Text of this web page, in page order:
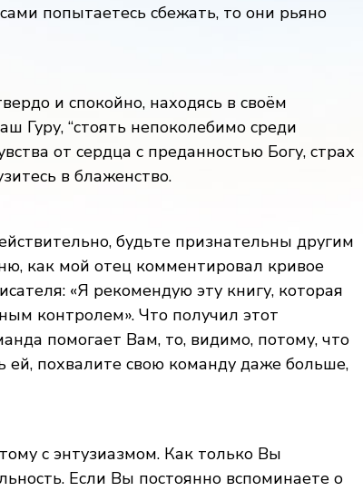
попытаетесь сбежать, то они рьяно
и спокойно, находясь в своём
Гуру, “стоять непоколебимо среди
от сердца с преданностью Богу, страх
в блаженство.
будьте признательны другим
как мой отец комментировал кривое
«Я рекомендую эту книгу, которая
контролем». Что получил этот
помогает Вам, то, видимо, потому, что
похвалите свою команду даже больше,
с энтузиазмом. Как только Вы
Если Вы постоянно вспоминаете о